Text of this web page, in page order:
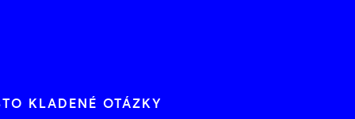
KLADENÉ OTÁZKY